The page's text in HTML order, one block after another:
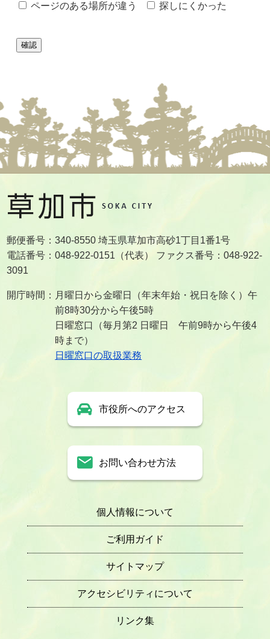
ページのある場所が違う 探しにくかった
郵便番号：340-8550 埼玉県草加市高砂1丁目1番1号
電話番号：048-922-0151（代表） ファクス番号：048-922-
3091
開庁時間：月曜日から金曜日（年末年始・祝日を除く）午
前8時30分から午後5時
日曜窓口（毎月第2 日曜日 午前9時から午後4
時まで）
日曜窓口の取扱業務
市役所へのアクセス
お問い合わせ方法
個人情報について
ご利用ガイド
サイトマップ
アクセシビリティについて
リンク集